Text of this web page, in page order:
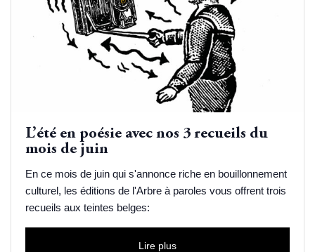
L’été en poésie avec nos 3 recueils du
mois de juin
En ce mois de juin qui s'annonce riche en bouillonnement
culturel, les éditions de l'Arbre à paroles vous offrent trois
recueils aux teintes belges:
Lire plus